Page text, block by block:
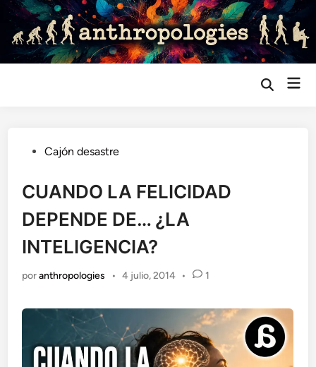
Saltar
contenido
Abrir
Publicado
Cajón desastre
CUANDO LA FELICIDAD
DEPENDE DE… ¿LA
INTELIGENCIA?
poranthropologies • 4 julio, 2014 • 1